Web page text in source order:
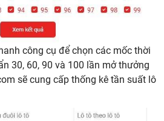
công cụ để chọn các mốc thời
30, 60, 90 và 100 lần mở thưởng
sẽ cung cấp thống kê tần suất lô